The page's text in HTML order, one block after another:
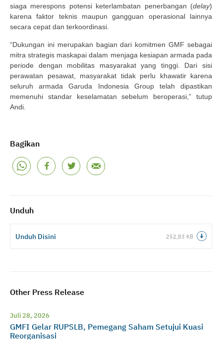
Bagikan
Unduh
Unduh Disini 252,83 KB
Other Press Release
Juli 28, 2026
GMFI Gelar RUPSLB, Pemegang Saham Setujui Kuasi
Reorganisasi
siaga merespons potensi keterlambatan penerbangan (delay)
karena faktor teknis maupun gangguan operasional lainnya
secara cepat dan terkoordinasi.
“Dukungan ini merupakan bagian dari komitmen GMF sebagai
mitra strategis maskapai dalam menjaga kesiapan armada pada
periode dengan mobilitas masyarakat yang tinggi. Dari sisi
perawatan pesawat, masyarakat tidak perlu khawatir karena
seluruh armada Garuda Indonesia Group telah dipastikan
memenuhi standar keselamatan sebelum beroperasi,” tutup
Andi.